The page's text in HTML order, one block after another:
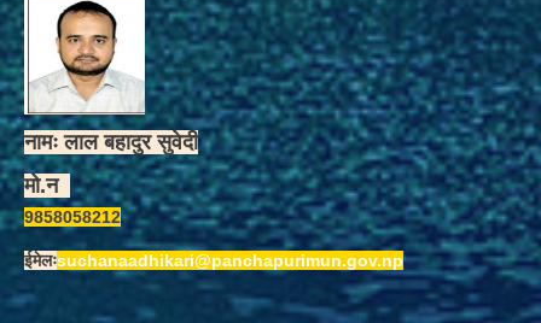
नामः लाल बहादुर सुवेदी
मो.न
9858058212
ईमेलःsuchanaadhikari@panchapurimun.gov.np